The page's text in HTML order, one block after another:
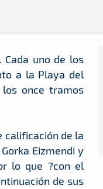
uno de los
a la Playa del
once tramos
calificación de la
Eizmendi y
lo que ?con el
de sus